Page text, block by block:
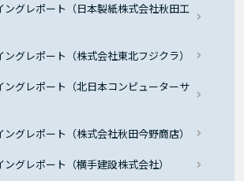
ングレポート（日本製紙株式会社秋田工
グレポート（株式会社東北フジクラ）
ングレポート（北日本コンピューターサ
グレポート（株式会社秋田今野商店）
グレポート（横手建設株式会社）